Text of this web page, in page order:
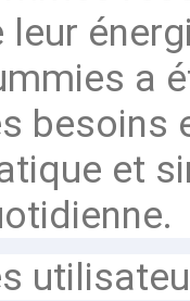
leur
a
besoins
et